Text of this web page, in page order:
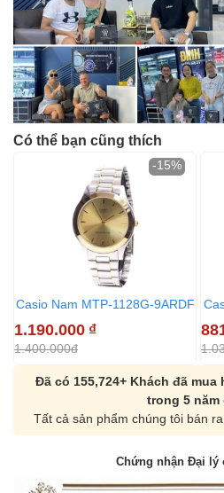
Có thể bạn cũng thích
Casio Nam MTP-1128G-9ARDF
1.190.000 ₫
1.400.000đ
-15%
Đã có 155,724+ Khách đã mua
trong 5 năm
Tất cả sản phẩm chúng tôi bán
Chứng nhận Đại lý